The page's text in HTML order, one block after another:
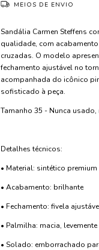
MEIOS DE ENVIO
Sandália Carmen Steffens
qualidade, com
cruzadas. O modelo
fechamento ajustável no
acompanhada do icônico
sofisticado à peça.
Tamanho 35 - Nunca
Detalhes técnicos:
• Material: sintético premium
• Acabamento: brilhante
• Fechamento: fivela
• Palmilha: macia,
• Solado: emborrachado